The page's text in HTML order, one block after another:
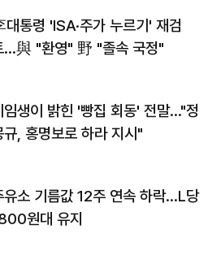
대통령 'ISA·주가 누르기' 재검
…與 "환영" 野 "졸속 국정"
임생이 밝힌 '빵집 회동' 전말…"정
규, 홍명보로 하라 지시"
유소 기름값 12주 연속 하락…L당
원대 유지